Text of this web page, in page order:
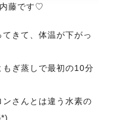
藤です♡
きて、体温が下がっ
ぎ蒸しで最初の10分
さんとは違う水素の